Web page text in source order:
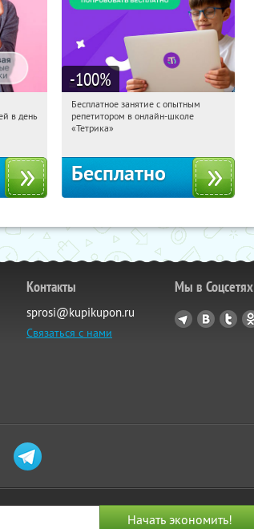
в день
-100%
03:51:04 Получили:
Москва, Россия
Бесплатное занятие с опытным
репетитором в онлайн-школе
«Тетрика»
Бесплатно
Контакты
sprosi@kupikupon.ru
Связаться с нами
Мы в Соцсетях